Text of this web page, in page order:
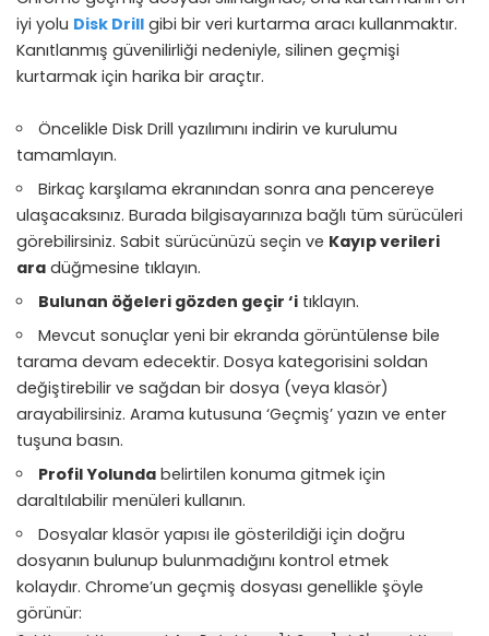
iyi yolu Disk Drill gibi bir veri kurtarma aracı kullanmaktır.
Kanıtlanmış güvenilirliği nedeniyle, silinen geçmişi
kurtarmak için harika bir araçtır.
Öncelikle Disk Drill yazılımını indirin ve kurulumu
tamamlayın.
Birkaç karşılama ekranından sonra ana pencereye
ulaşacaksınız. Burada bilgisayarınıza bağlı tüm sürücüleri
görebilirsiniz. Sabit sürücünüzü seçin ve Kayıp verileri
ara düğmesine tıklayın.
Bulunan öğeleri gözden geçir ‘i tıklayın.
Mevcut sonuçlar yeni bir ekranda görüntülense bile
tarama devam edecektir. Dosya kategorisini soldan
değiştirebilir ve sağdan bir dosya (veya klasör)
arayabilirsiniz. Arama kutusuna ‘Geçmiş’ yazın ve enter
tuşuna basın.
Profil Yolunda belirtilen konuma gitmek için
daraltılabilir menüleri kullanın.
Dosyalar klasör yapısı ile gösterildiği için doğru
dosyanın bulunup bulunmadığını kontrol etmek
kolaydır. Chrome’un geçmiş dosyası genellikle şöyle
görünür: